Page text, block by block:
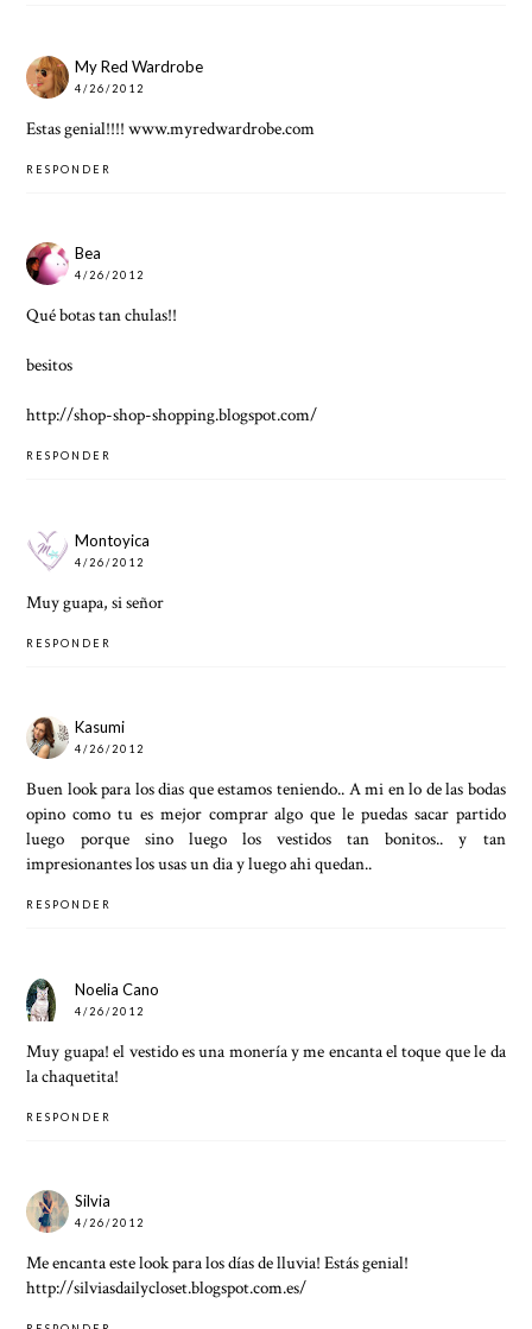
My Red Wardrobe
4/26/2012
Estas genial!!!! www.myredwardrobe.com
RESPONDER
Bea
4/26/2012
Qué botas tan chulas!!
besitos
http://shop-shop-shopping.blogspot.com/
RESPONDER
Montoyica
4/26/2012
Muy guapa, si señor
RESPONDER
Kasumi
4/26/2012
Buen look para los dias que estamos teniendo.. A mi en lo de las bodas
opino como tu es mejor comprar algo que le puedas sacar partido
luego porque sino luego los vestidos tan bonitos.. y tan
impresionantes los usas un dia y luego ahi quedan..
RESPONDER
Noelia Cano
4/26/2012
Muy guapa! el vestido es una monería y me encanta el toque que le da
la chaquetita!
RESPONDER
Silvia
4/26/2012
Me encanta este look para los días de lluvia! Estás genial!
http://silviasdailycloset.blogspot.com.es/